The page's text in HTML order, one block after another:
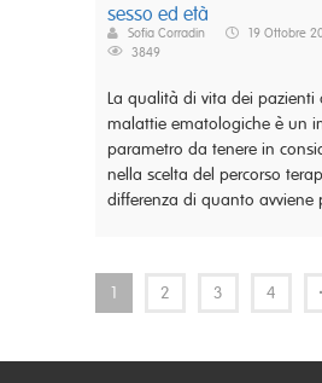
sesso ed età
Sofia Corradin
19 Ottobre
3849
La qualità di vita dei pazienti
malattie ematologiche è un
parametro da tenere in
nella scelta del percorso
differenza di quanto avviene
1 2 3 4